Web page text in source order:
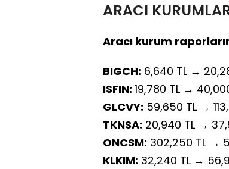
ARACI
Aracı kurum
BIGCH: 6,640 TL →
ISFIN: 19,780 TL →
GLCVY: 59,650 TL →
TKNSA: 20,940 TL →
ONCSM: 302,250 TL →
KLKIM: 32,240 TL →